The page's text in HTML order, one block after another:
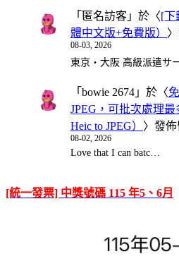
「 匿名訪客 」於〈[下
體中文版+免費版）
08-03, 2026
東京・大阪 高級派遣サ
「 bowie 2674 」於〈
JPEG，可批次處理
Heic to JPEG） 〉發
08-02, 2026
Love that I can batc…
[統一發票] 中獎號碼 115 年5、6月